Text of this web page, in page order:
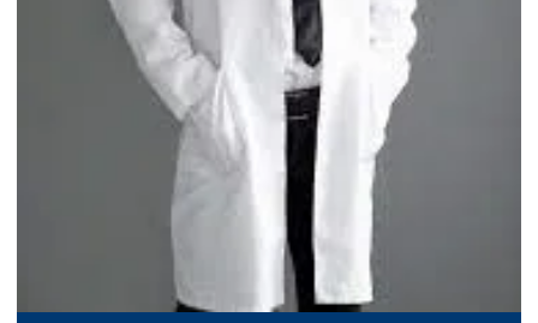
Distribuidor de jalecos para odontologia
Distribuidor de jalecos para veterinária
Distribuidor de uniformes médicos
Empresa fabricante de uniformes médicos